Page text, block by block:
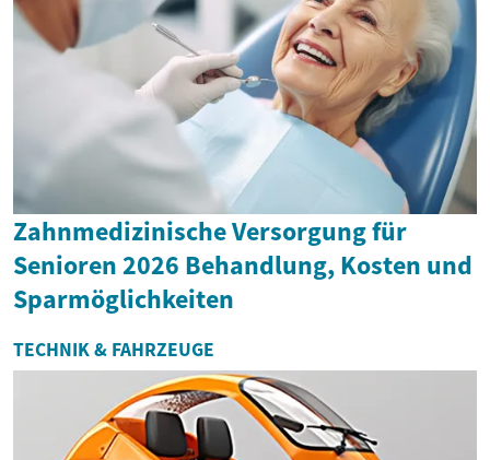
Zahnmedizinische Versorgung für
Senioren 2026 Behandlung, Kosten und
Sparmöglichkeiten
TECHNIK & FAHRZEUGE